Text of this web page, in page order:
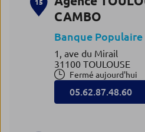
15
CAMBO
Banque
1, ave du Mirail
31100 TOULOUSE
Fermé aujourd'hui
05.62.87.48.60